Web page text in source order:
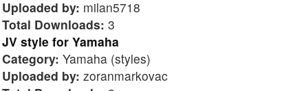
Uploaded by: milan5718
Total Downloads: 3
JV style for Yamaha
Category: Yamaha (styles)
Uploaded by: zoranmarkovac